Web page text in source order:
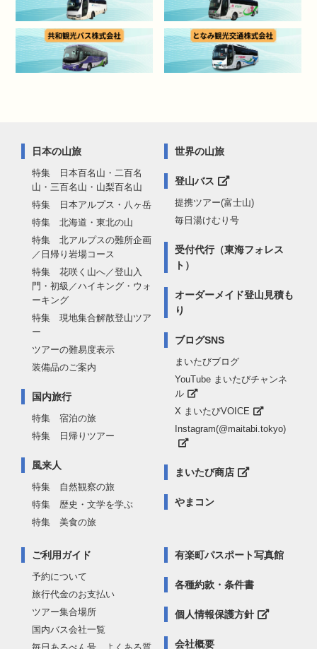
日本の山旅
特集 日本百名山・二百名
山・三百名山・山梨百名山
特集 日本アルプス・八ヶ岳
特集 北海道・東北の山
特集 北アルプスの難所企画
／日帰り岩場コース
特集 花咲く山へ／登山入
門・初級／ハイキング・ウォ
ーキング
特集 現地集合解散登山ツア
ー
ツアーの難易度表示
装備品のご案内
国内旅行
特集 宿泊の旅
特集 日帰りツアー
風来人
特集 自然観察の旅
特集 歴史・文学を学ぶ
特集 美食の旅
世界の山旅
登山バス
提携ツアー(富士山)
毎日湯けむり号
受付代行（東海フォレス
ト）
オーダーメイド登山見積も
り
ブログSNS
まいたびブログ
YouTube まいたびチャンネ
ル
X まいたびVOICE
Instagram(@maitabi.tokyo)
まいたび商店
やまコン
ご利用ガイド
予約について
旅行代金のお支払い
ツアー集合場所
国内バス会社一覧
有楽町パスポート写真館
各種約款・条件書
個人情報保護方針
会社概要